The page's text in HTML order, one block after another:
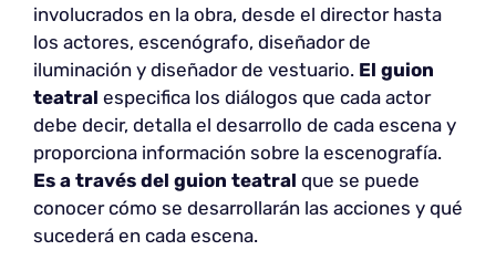
involucrados en la obra, desde el director hasta
los actores, escenógrafo, diseñador de
iluminación y diseñador de vestuario. El guion
teatral especifica los diálogos que cada actor
debe decir, detalla el desarrollo de cada escena y
proporciona información sobre la escenografía.
Es a través del guion teatral que se puede
conocer cómo se desarrollarán las acciones y qué
sucederá en cada escena.